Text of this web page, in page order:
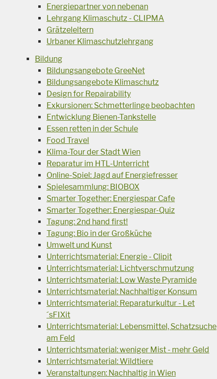
Energiepartner von nebenan
Lehrgang Klimaschutz - CLIPMA
Grätzeleltern
Urbaner Klimaschutzlehrgang
Bildung
Bildungsangebote GreeNet
Bildungsangebote Klimaschutz
Design for Repairability
Exkursionen: Schmetterlinge beobachten
Entwicklung Bienen-Tankstelle
Essen retten in der Schule
Food Travel
Klima-Tour der Stadt Wien
Reparatur im HTL-Unterricht
Online-Spiel: Jagd auf Energiefresser
Spielesammlung: BIOBOX
Smarter Together: Energiespar Cafe
Smarter Together: Energiespar-Quiz
Tagung: 2nd hand first!
Tagung: Bio in der Großküche
Umwelt und Kunst
Unterrichtsmaterial: Energie - Clipit
Unterrichtsmaterial: Lichtverschmutzung
Unterrichtsmaterial: Low Waste Pyramide
Unterrichtsmaterial: Nachhaltiger Konsum
Unterrichtsmaterial: Reparaturkultur - Let
´sFIXit
Unterrichtsmaterial: Lebensmittel, Schatzsuche
am Feld
Unterrichtsmaterial: weniger Mist - mehr Geld
Unterrichtsmaterial: Wildtiere
Veranstaltungen: Nachhaltig in Wien